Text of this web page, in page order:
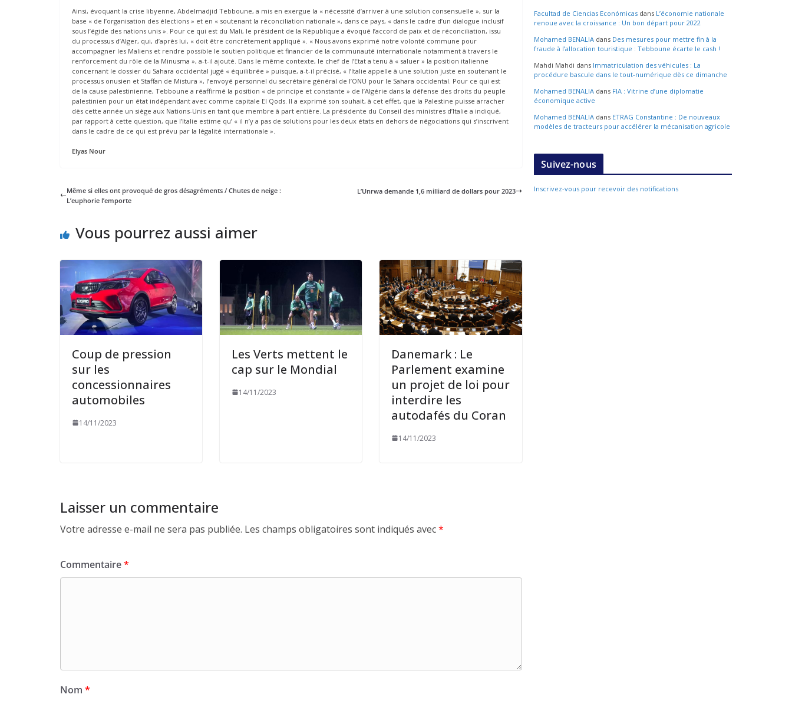
Ainsi, évoquant la crise libyenne, Abdelmadjid Tebboune, a mis en exergue la « nécessité d’arriver à une solution consensuelle », sur la
base « de l’organisation des élections » et en « soutenant la réconciliation nationale », dans ce pays, « dans le cadre d’un dialogue inclusif
sous l’égide des nations unis ». Pour ce qui est du Mali, le président de la République a évoqué l’accord de paix et de réconciliation, issu
du processus d’Alger, qui, d’après lui, « doit être concrètement appliqué ». « Nous avons exprimé notre volonté commune pour
accompagner les Maliens et rendre possible le soutien politique et financier de la communauté internationale notamment à travers le
renforcement du rôle de la Minusma », a-t-il ajouté. Dans le même contexte, le chef de l’Etat a tenu à « saluer » la position italienne
concernant le dossier du Sahara occidental jugé « équilibrée » puisque, a-t-il précisé, « l’Italie appelle à une solution juste en soutenant le
processus onusien et Staffan de Mistura », l’envoyé personnel du secrétaire général de l’ONU pour le Sahara occidental. Pour ce qui est
de la cause palestinienne, Tebboune a réaffirmé la position « de principe et constante » de l’Algérie dans la défense des droits du peuple
palestinien pour un état indépendant avec comme capitale El Qods. Il a exprimé son souhait, à cet effet, que la Palestine puisse arracher
dès cette année un siège aux Nations-Unis en tant que membre à part entière. La présidente du Conseil des ministres d’Italie a indiqué,
par rapport à cette question, que l’Italie estime qu’ « il n’y a pas de solutions pour les deux états en dehors de négociations qui s’inscrivent
dans le cadre de ce qui est prévu par la légalité internationale ».
Elyas Nour
Même si elles ont provoqué de gros désagréments / Chutes de neige :
L’euphorie l’emporte
L’Unrwa demande 1,6 milliard de dollars pour 2023
Vous pourrez aussi aimer
Coup de pression
sur les
concessionnaires
automobiles
14/11/2023
Les Verts mettent le
cap sur le Mondial
14/11/2023
Danemark : Le
Parlement examine
un projet de loi pour
interdire les
autodafés du Coran
14/11/2023
Laisser un commentaire
Votre adresse e-mail ne sera pas publiée. Les champs obligatoires sont indiqués avec*
Commentaire*
Nom *
Facultad de Ciencias Económicas dans L’économie nationale
renoue avec la croissance : Un bon départ pour 2022
Mohamed BENALIA dans Des mesures pour mettre fin à la
fraude à l’allocation touristique : Tebboune écarte le cash !
Mahdi Mahdi dans Immatriculation des véhicules : La
procédure bascule dans le tout-numérique dès ce dimanche
Mohamed BENALIA dans FIA : Vitrine d’une diplomatie
économique active
Mohamed BENALIA dans ETRAG Constantine : De nouveaux
modèles de tracteurs pour accélérer la mécanisation agricole
Suivez-nous
Inscrivez-vous pour recevoir des notifications